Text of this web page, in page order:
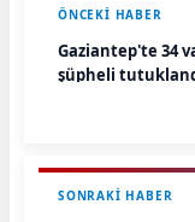
ÖNCEKI HABER
Gaziantep'te 34
şüpheli
SONRAKI HABER